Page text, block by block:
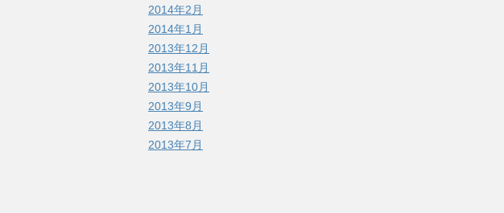
2014年2月
2014年1月
2013年12月
2013年11月
2013年10月
2013年9月
2013年8月
2013年7月